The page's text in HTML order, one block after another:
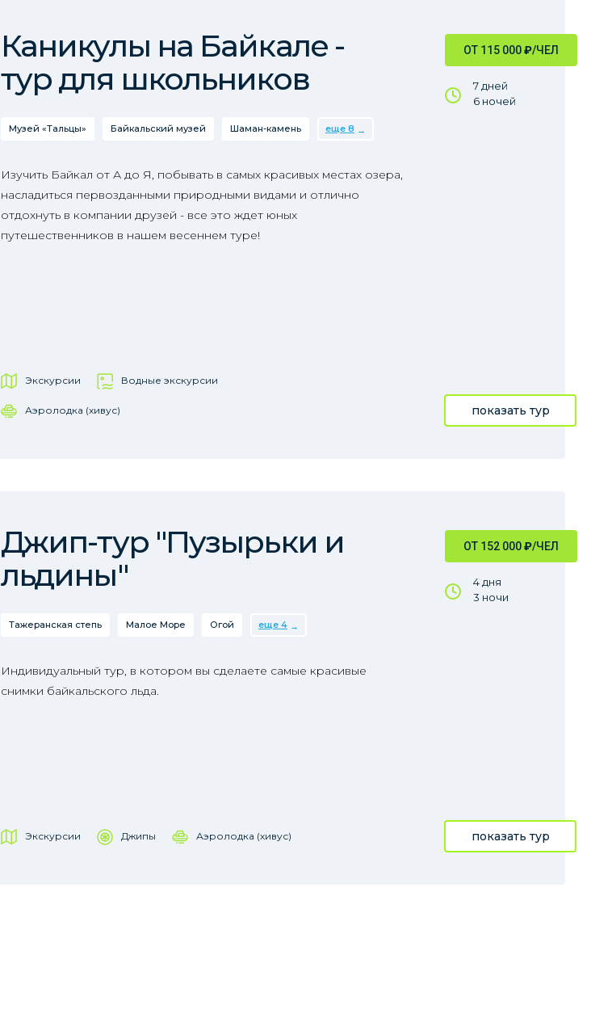
ОТ 115 000₽/ЧЕЛ
7 дней
6 ночей
Каникулы на Байкале -
тур для школьников
Музей «Тальцы» Байкальский музей Шаман-камень еще 8
Изучить Байкал от А до Я, побывать в самых красивых местах озера,
насладиться первозданными природными видами и отлично
отдохнуть в компании друзей - все это ждет юных
путешественников в нашем весеннем туре!
Экскурсии Водные экскурсии
Аэролодка (хивус) показать тур
ОТ 152 000₽/ЧЕЛ
4 дня
3 ночи
Джип-тур "Пузырьки и
льдины"
Тажеранская степь Малое Море Огой еще 4
Индивидуальный тур, в котором вы сделаете самые красивые
снимки байкальского льда.
Экскурсии Джипы Аэролодка (хивус) показать тур